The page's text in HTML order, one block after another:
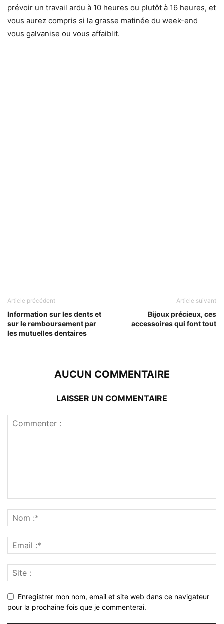
prévoir un travail ardu à 10 heures ou plutôt à 16 heures, et
vous aurez compris si la grasse matinée du week-end
vous galvanise ou vous affaiblit.
Article précédent
Information sur les dents et
sur le remboursement par
les mutuelles dentaires
Article suivant
Bijoux précieux, ces
accessoires qui font tout
AUCUN COMMENTAIRE
LAISSER UN COMMENTAIRE
Enregistrer mon nom, email et site web dans ce navigateur
pour la prochaine fois que je commenterai.